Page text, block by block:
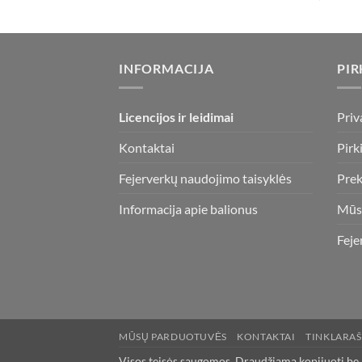
INFORMACIJA
Licencijos ir leidimai
Kontaktai
Fejerverkų naudojimo taisyklės
Informacija apie balionus
MŪSŲ PARDUOTUVĖS KONTAKTAI